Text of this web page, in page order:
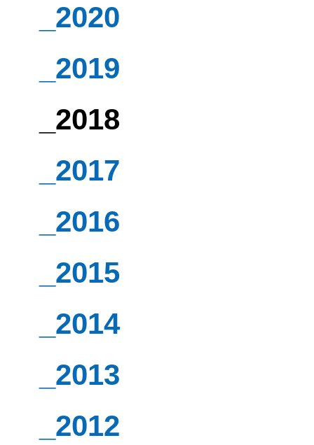
_2020
_2019
_2018
_2017
_2016
_2015
_2014
_2013
_2012